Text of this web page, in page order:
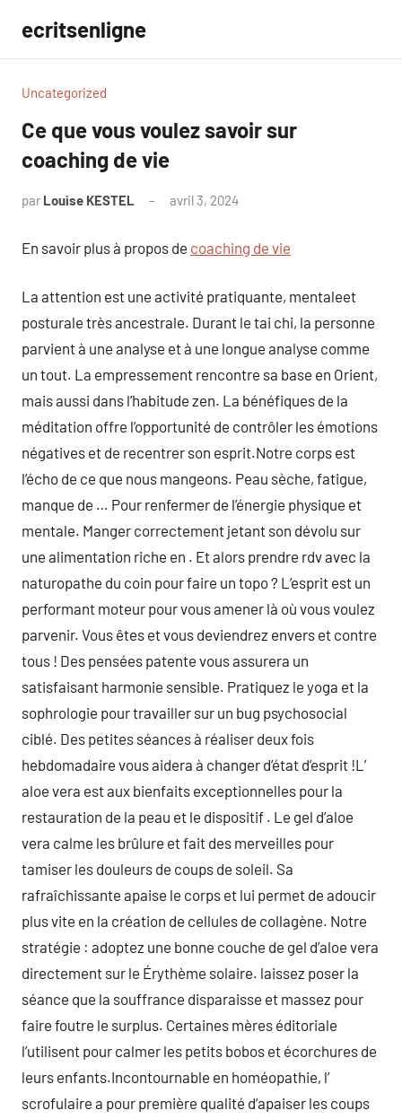
contenu
ecritsenligne
Uncategorized
Ce que vous voulez savoir sur
coaching de vie
par Louise KESTEL avril 3, 2024
En savoir plus à propos de coaching de vie
La attention est une activité pratiquante, mentaleet
posturale très ancestrale. Durant le tai chi, la personne
parvient à une analyse et à une longue analyse comme
un tout. La empressement rencontre sa base en Orient,
mais aussi dans l’habitude zen. La bénéfiques de la
méditation offre l’opportunité de contrôler les émotions
négatives et de recentrer son esprit.Notre corps est
l’écho de ce que nous mangeons. Peau sèche, fatigue,
manque de … Pour renfermer de l’énergie physique et
mentale. Manger correctement jetant son dévolu sur
une alimentation riche en . Et alors prendre rdv avec la
naturopathe du coin pour faire un topo ? L’esprit est un
performant moteur pour vous amener là où vous voulez
parvenir. Vous êtes et vous deviendrez envers et contre
tous ! Des pensées patente vous assurera un
satisfaisant harmonie sensible. Pratiquez le yoga et la
sophrologie pour travailler sur un bug psychosocial
ciblé. Des petites séances à réaliser deux fois
hebdomadaire vous aidera à changer d’état d’esprit !L’
aloe vera est aux bienfaits exceptionnelles pour la
restauration de la peau et le dispositif . Le gel d’aloe
vera calme les brûlure et fait des merveilles pour
tamiser les douleurs de coups de soleil. Sa
rafraîchissante apaise le corps et lui permet de adoucir
plus vite en la création de cellules de collagène. Notre
stratégie : adoptez une bonne couche de gel d’aloe vera
directement sur le Érythème solaire. laissez poser la
séance que la souffrance disparaisse et massez pour
faire foutre le surplus. Certaines mères éditoriale
l’utilisent pour calmer les petits bobos et écorchures de
leurs enfants.Incontournable en homéopathie, l’
scrofulaire a pour première qualité d’apaiser les coups